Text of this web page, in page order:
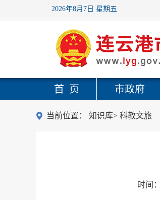
2026年8月7日 星期五
首 页 市政府
当前位置： 知识库> 科教文旅
时间：